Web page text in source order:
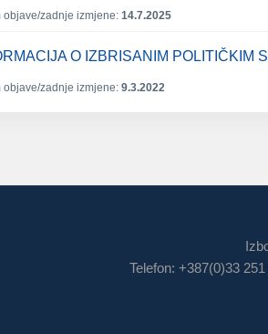
objave/zadnje izmjene: 14.7.2025
O IZBRISANIM POLITIČKIM
objave/zadnje izmjene: 9.3.2022
Telefon: +387(0)33